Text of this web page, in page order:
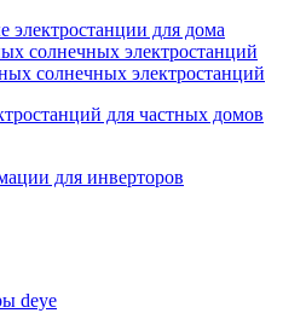
электростанции для дома
солнечных электростанций
солнечных электростанций
для частных домов
для инверторов
deye